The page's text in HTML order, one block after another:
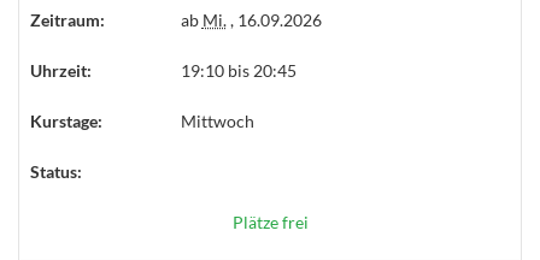
Zeitraum: ab Mi., 16.09.2026
Uhrzeit: 19:10 bis 20:45
Kurstage: Mittwoch
Status:
Plätze frei